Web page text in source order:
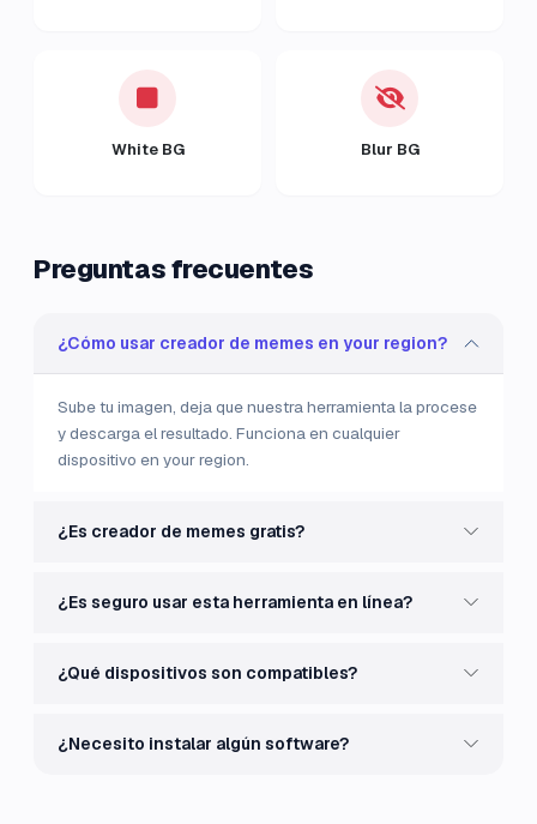
White BG Blur BG
Preguntas frecuentes
¿Cómo usar creador de memes en your region?
Sube tu imagen, deja que nuestra herramienta la procese
y descarga el resultado. Funciona en cualquier
dispositivo en your region.
¿Es creador de memes gratis?
¿Es seguro usar esta herramienta en línea?
¿Qué dispositivos son compatibles?
¿Necesito instalar algún software?